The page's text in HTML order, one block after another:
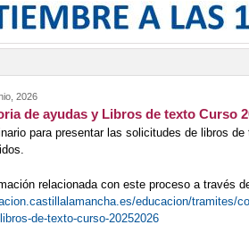
2026
de ayudas y Libros de texto Curso
para presentar las solicitudes de libros
relacionada con este proceso a través
educacion/tramites/
de-texto-curso-20252026